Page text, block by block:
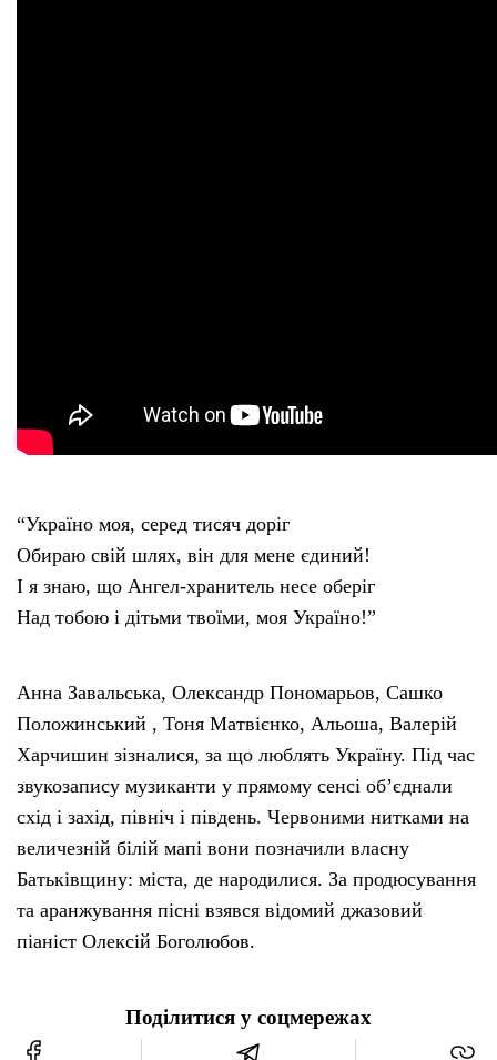
“Україно моя, серед тисяч доріг
Обираю свій шлях, він для мене єдиний!
І я знаю, що Ангел-хранитель несе оберіг
Над тобою і дітьми твоїми, моя Україно!”
Анна Завальська, Олександр Пономарьов, Сашко
Положинський , Тоня Матвієнко, Альоша, Валерій
Харчишин зізналися, за що люблять Україну. Під час
звукозапису музиканти у прямому сенсі об’єднали
схід і захід, північ і південь. Червоними нитками на
величезній білій мапі вони позначили власну
Батьківщину: міста, де народилися. За продюсування
та аранжування пісні взявся відомий джазовий
піаніст Олексій Боголюбов.
Поділитися у соцмережах